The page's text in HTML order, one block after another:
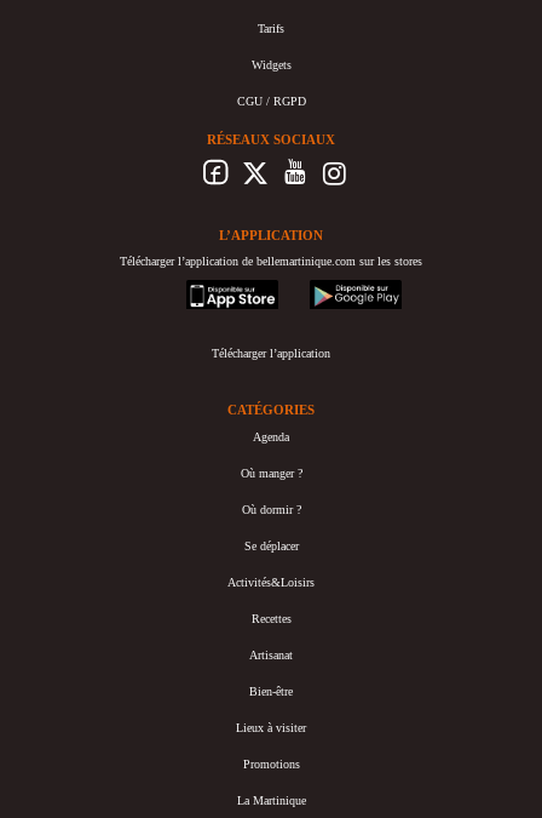
Tarifs
Widgets
CGU / RGPD
RÉSEAUX SOCIAUX
L’APPLICATION
Télécharger l’application de bellemartinique.com sur les stores
appstore
googleplay
Télécharger l’application
CATÉGORIES
Agenda
Où manger ?
Où dormir ?
Se déplacer
Activités&Loisirs
Recettes
Artisanat
Bien-être
Lieux à visiter
Promotions
La Martinique